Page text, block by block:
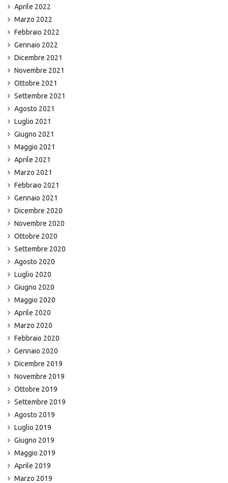
Aprile 2022
Marzo 2022
Febbraio 2022
Gennaio 2022
Dicembre 2021
Novembre 2021
Ottobre 2021
Settembre 2021
Agosto 2021
Luglio 2021
Giugno 2021
Maggio 2021
Aprile 2021
Marzo 2021
Febbraio 2021
Gennaio 2021
Dicembre 2020
Novembre 2020
Ottobre 2020
Settembre 2020
Agosto 2020
Luglio 2020
Giugno 2020
Maggio 2020
Aprile 2020
Marzo 2020
Febbraio 2020
Gennaio 2020
Dicembre 2019
Novembre 2019
Ottobre 2019
Settembre 2019
Agosto 2019
Luglio 2019
Giugno 2019
Maggio 2019
Aprile 2019
Marzo 2019